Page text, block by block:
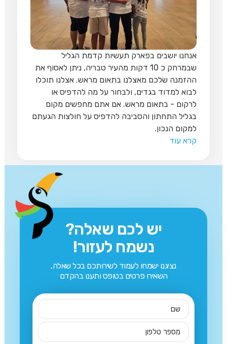
אנחנו יושבים בפארק תעשיות קדמת הגליל
שבמרחק כ 10 דקות מהעיר טבריה, ניתן לאסוף את
ההזמנה שלכם מאצלנו בתאום מראש. אצלנו תוכלו
לבוא למדוד בגדים, ולבחור על מה להדפיס או
לרקום - בתאום מראש. אם אתם מחפשים מקום
בגליל התחתון והסביבה להדפיס על חולצות הגעתם
למקום הנכון.
קרא עוד
יש לכם שאלה?
נשמח לעזור!
נציגנו ישמחו לעמוד לשירותכם בכל שאלה,
השאירו פרטים בטופס ותענו בהקדם